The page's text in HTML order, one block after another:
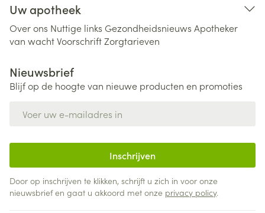
Uw apotheek
Over ons Nuttige links Gezondheidsnieuws Apotheker
van wachtVoorschriftZorgtarieven
Nieuwsbrief
Blijf op de hoogte van nieuwe producten en promoties
Inschrijven
Door op inschrijven te klikken, schrijft u zich in voor onze
nieuwsbrief en gaat u akkoord met onze privacy policy.